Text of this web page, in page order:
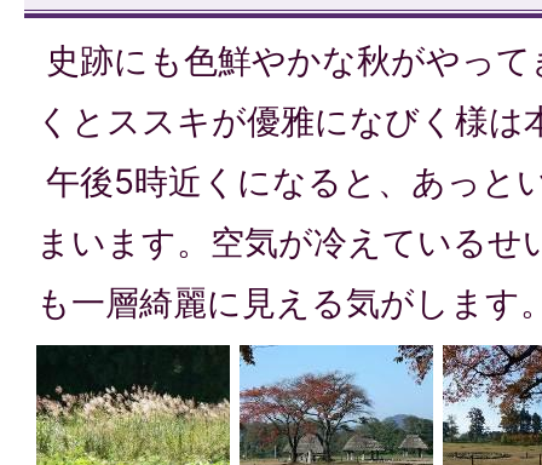
史跡にも色鮮やかな秋がやっ
くとススキが優雅になびく様は
午後5時近くになると、あっと
まいます。空気が冷えているせ
も一層綺麗に見える気がします